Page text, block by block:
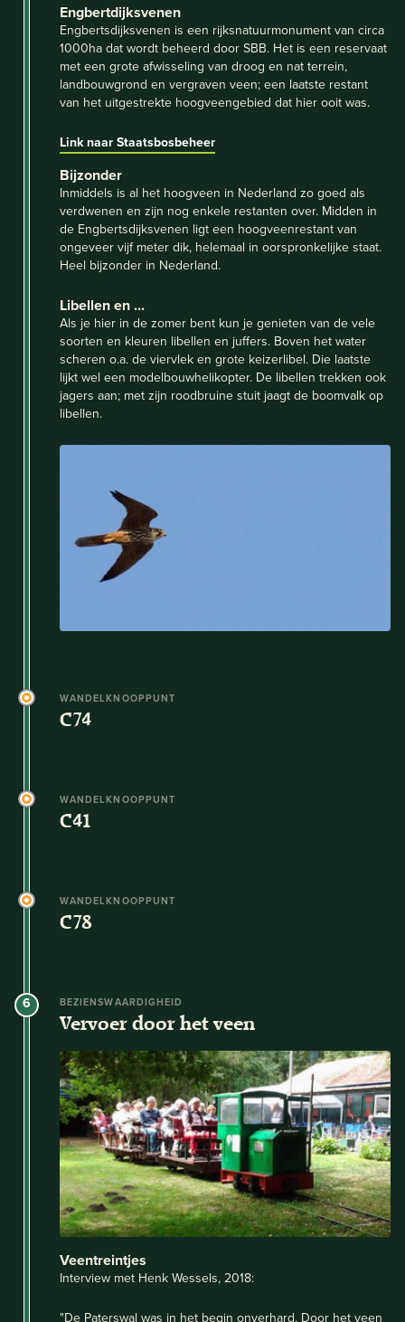
Engbertdijksvenen
Engbertsdijksvenen is een rijksnatuurmonument van circa
1000ha dat wordt beheerd door SBB. Het is een reservaat
met een grote afwisseling van droog en nat terrein,
landbouwgrond en vergraven veen; een laatste restant
van het uitgestrekte hoogveengebied dat hier ooit was.
Link naar Staatsbosbeheer
Bijzonder
Inmiddels is al het hoogveen in Nederland zo goed als
verdwenen en zijn nog enkele restanten over. Midden in
de Engbertsdijksvenen ligt een hoogveenrestant van
ongeveer vijf meter dik, helemaal in oorspronkelijke staat.
Heel bijzonder in Nederland.
Libellen en ...
Als je hier in de zomer bent kun je genieten van de vele
soorten en kleuren libellen en juffers. Boven het water
scheren o.a. de viervlek en grote keizerlibel. Die laatste
lijkt wel een modelbouwhelikopter. De libellen trekken ook
jagers aan; met zijn roodbruine stuit jaagt de boomvalk op
libellen.
WANDELKNOOPPUNT
C74
WANDELKNOOPPUNT
C41
WANDELKNOOPPUNT
C78
6 BEZIENSWAARDIGHEID
Vervoer door het veen
Veentreintjes
Interview met Henk Wessels, 2018:
"De Paterswal was in het begin onverhard. Door het veen